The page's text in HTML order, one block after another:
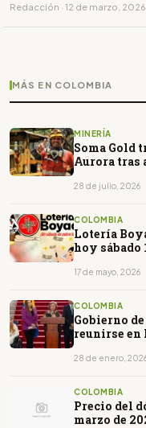
Redacción · 12 de marzo, 2026
MÁS EN COLOMBIA
MINERÍA
Soma Gold
Aurora tras
28 de julio, 2026
COLOMBIA
Lotería
hoy sábado
17 de mayo, 2026
COLOMBIA
Gobierno
reunirse en
28 de enero,
COLOMBIA
Precio del
marzo de